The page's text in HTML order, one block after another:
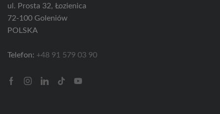
ul. Prosta 32, Łozienica
72-100 Goleniów
POLSKA
Telefon: +48 91 579 03 90
FacebookInstagram
Linkedin
Tik-
Youtube